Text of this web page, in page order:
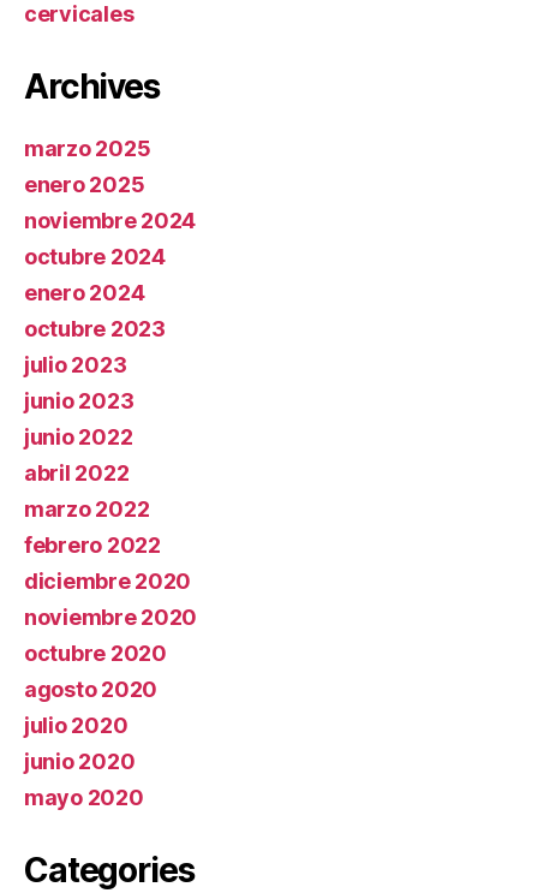
cervicales
Archives
marzo 2025
enero 2025
noviembre 2024
octubre 2024
enero 2024
octubre 2023
julio 2023
junio 2023
junio 2022
abril 2022
marzo 2022
febrero 2022
diciembre 2020
noviembre 2020
octubre 2020
agosto 2020
julio 2020
junio 2020
mayo 2020
Categories